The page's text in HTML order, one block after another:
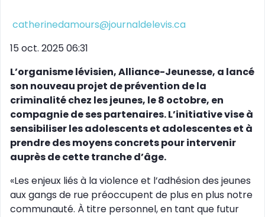
catherinedamours@journaldelevis.ca
15 oct. 2025 06:31
L’organisme lévisien, Alliance-Jeunesse, a lancé
son nouveau projet de prévention de la
criminalité chez les jeunes, le 8 octobre, en
compagnie de ses partenaires. L’initiative vise à
sensibiliser les adolescents et adolescentes et à
prendre des moyens concrets pour intervenir
auprès de cette tranche d’âge.
«Les enjeux liés à la violence et l’adhésion des jeunes
aux gangs de rue préoccupent de plus en plus notre
communauté. À titre personnel, en tant que futur